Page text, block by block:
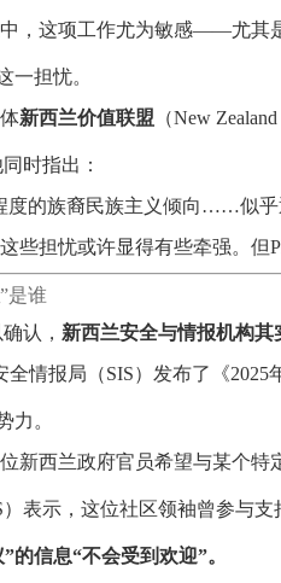
，这项工作尤为敏感——尤其
一担忧。
新西兰价值联盟 （New
时指出：
度的族裔民族主义倾向……似
些担忧或许显得有些牵强。但
”是谁
认， 新西兰安全与情报机构其
全情报局（SIS）发布了《
力。
新西兰政府官员希望与某个特
）表示，这位社区领袖曾参与
的信息“不会受到欢迎”。